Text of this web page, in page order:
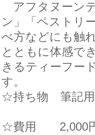
アフタヌーン
ン」「ペストリ
べ方などにも触
とともに体感で
きるティーフー
す。
☆持ち物 筆記
☆費用 2,000円